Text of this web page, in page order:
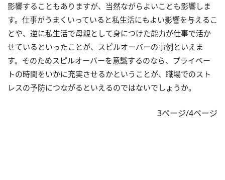
影響することもありますが、当然ながらよいことも影響しま
す。仕事がうまくいっていると私生活にもよい影響を与えるこ
とや、逆に私生活で母親として身につけた能力が仕事で活か
せているといったことが、スピルオーバーの事例といえま
す。そのためスピルオーバーを意識するのなら、プライベー
トの時間をいかに充実させるかということが、職場でのスト
レスの予防につながるといえるのではないでしょうか。
3ページ/4ページ